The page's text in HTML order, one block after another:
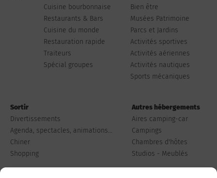
Cuisine bourbonnaise
Restaurants & Bars
Cuisine du monde
Restauration rapide
Traiteurs
Spécial groupes
Bien être
Musées Patrimoine
Parcs et Jardins
Activités sportives
Activités aériennes
Activités nautiques
Sports mécaniques
Sortir
Divertissements
Agenda, spectacles, animations...
Chiner
Shopping
Autres hébergements
Aires camping-car
Campings
Chambres d'hôtes
Studios - Meublés